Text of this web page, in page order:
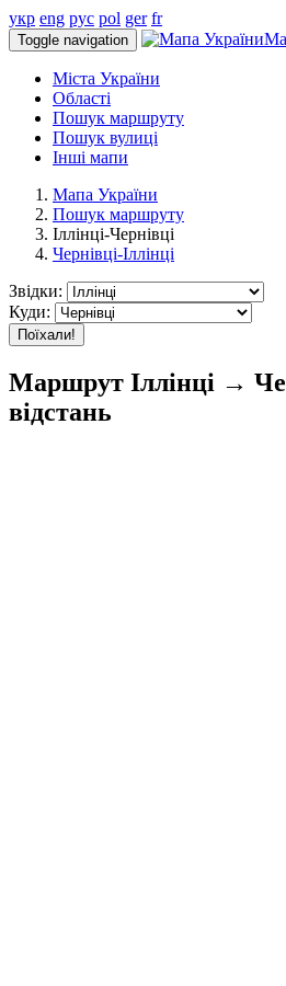
укр eng рус pol ger fr
Toggle navigation
Міста України
Області
Пошук маршруту
Пошук вулиці
Інші мапи
Мапа України
Пошук маршруту
Іллінці-Чернівці
Чернівці-Іллінці
Звідки:
Куди:
Поїхали!
Маршрут Іллінці →
відстань